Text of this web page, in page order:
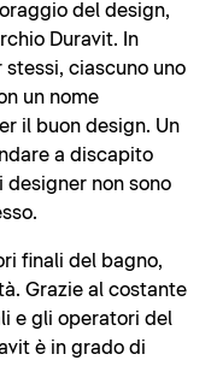
del design,
Duravit. In
ciascuno uno
un nome
il buon design. Un
a discapito
designer non sono
finali del bagno,
Grazie al costante
e gli operatori del
è in grado di